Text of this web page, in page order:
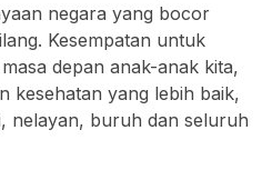
negara yang bocor
Kesempatan untuk
depan anak-anak kita,
kesehatan yang lebih baik,
nelayan, buruh dan seluruh